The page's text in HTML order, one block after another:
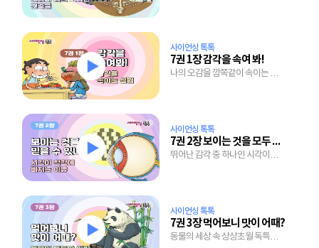
사이언싱 톡톡
7권 1장 감각을 속여 봐!
나의 오감을 깜쪽같이 속이는 실험
사이언싱 톡톡
7권 2장 보이는 것을 모두 믿을 수 있니?
뛰어난 감각 중 하나인 시각이
사이언싱 톡톡
7권 3장 먹어보니 맛이 어때?
동물의 세상 속 상상초월 독특한